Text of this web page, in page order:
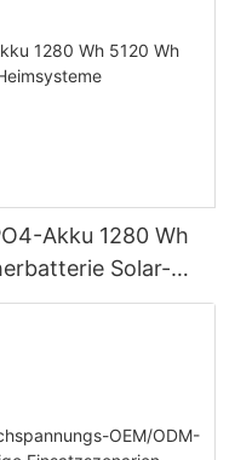
Akku 1280 Wh
Solar-